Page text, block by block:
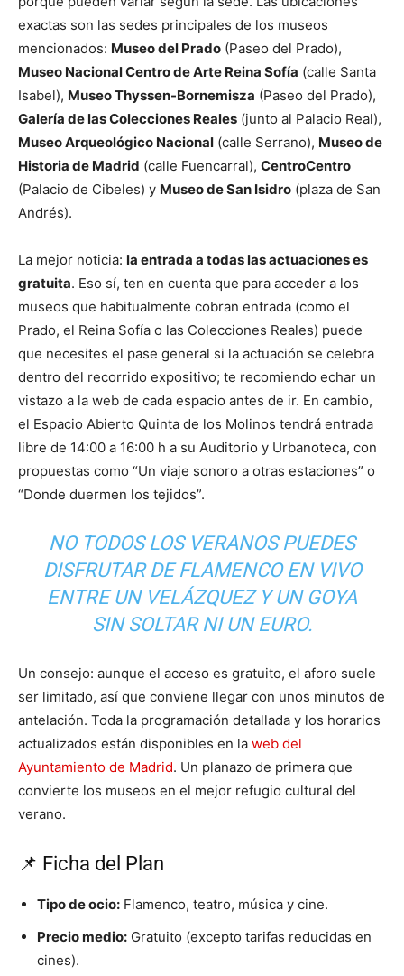
exactas son las sedes principales de los museos
mencionados: Museo del Prado (Paseo del Prado),
Museo Nacional Centro de Arte Reina Sofía (calle Santa
Isabel), Museo Thyssen-Bornemisza (Paseo del Prado),
Galería de las Colecciones Reales (junto al Palacio Real),
Museo Arqueológico Nacional (calle Serrano), Museo de
Historia de Madrid (calle Fuencarral), CentroCentro
(Palacio de Cibeles) y Museo de San Isidro (plaza de San
Andrés).
La mejor noticia: la entrada a todas las actuaciones es
gratuita. Eso sí, ten en cuenta que para acceder a los
museos que habitualmente cobran entrada (como el
Prado, el Reina Sofía o las Colecciones Reales) puede
que necesites el pase general si la actuación se celebra
dentro del recorrido expositivo; te recomiendo echar un
vistazo a la web de cada espacio antes de ir. En cambio,
el Espacio Abierto Quinta de los Molinos tendrá entrada
libre de 14:00 a 16:00 h a su Auditorio y Urbanoteca, con
propuestas como “Un viaje sonoro a otras estaciones” o
“Donde duermen los tejidos”.
NO TODOS LOS VERANOS PUEDES
DISFRUTAR DE FLAMENCO EN VIVO
ENTRE UN VELÁZQUEZ Y UN GOYA
SIN SOLTAR NI UN EURO.
Un consejo: aunque el acceso es gratuito, el aforo suele
ser limitado, así que conviene llegar con unos minutos de
antelación. Toda la programación detallada y los horarios
actualizados están disponibles en la web del
Ayuntamiento de Madrid. Un planazo de primera que
convierte los museos en el mejor refugio cultural del
verano.
📌 Ficha del Plan
Tipo de ocio: Flamenco, teatro, música y cine.
Precio medio: Gratuito (excepto tarifas reducidas en
cines).